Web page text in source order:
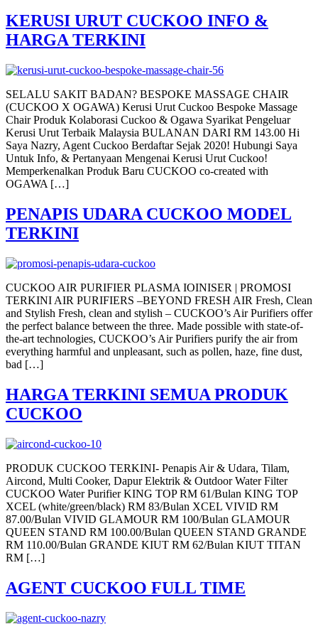
KERUSI URUT CUCKOO INFO &
HARGA TERKINI
SELALU SAKIT BADAN? BESPOKE MASSAGE CHAIR
(CUCKOO X OGAWA) Kerusi Urut Cuckoo Bespoke Massage
Chair Produk Kolaborasi Cuckoo & Ogawa Syarikat Pengeluar
Kerusi Urut Terbaik Malaysia BULANAN DARI RM 143.00 Hi
Saya Nazry, Agent Cuckoo Berdaftar Sejak 2020! Hubungi Saya
Untuk Info, & Pertanyaan Mengenai Kerusi Urut Cuckoo!
Memperkenalkan Produk Baru CUCKOO co-created with
OGAWA […]
PENAPIS UDARA CUCKOO MODEL
TERKINI
CUCKOO AIR PURIFIER PLASMA IOINISER | PROMOSI
TERKINI AIR PURIFIERS –BEYOND FRESH AIR Fresh, Clean
and Stylish Fresh, clean and stylish – CUCKOO’s Air Purifiers offer
the perfect balance between the three. Made possible with state-of-
the-art technologies, CUCKOO’s Air Purifiers purify the air from
everything harmful and unpleasant, such as pollen, haze, fine dust,
bad […]
HARGA TERKINI SEMUA PRODUK
CUCKOO
PRODUK CUCKOO TERKINI- Penapis Air & Udara, Tilam,
Aircond, Multi Cooker, Dapur Elektrik & Outdoor Water Filter
CUCKOO Water Purifier KING TOP RM 61/Bulan KING TOP
XCEL (white/green/black) RM 83/Bulan XCEL VIVID RM
87.00/Bulan VIVID GLAMOUR RM 100/Bulan GLAMOUR
QUEEN STAND RM 100.00/Bulan QUEEN STAND GRANDE
RM 110.00/Bulan GRANDE KIUT RM 62/Bulan KIUT TITAN
RM […]
AGENT CUCKOO FULL TIME